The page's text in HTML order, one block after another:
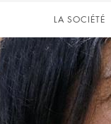
on
on
Ardian
on
Main
LA SOCIÉTÉ